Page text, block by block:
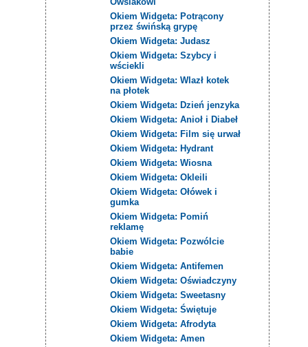
Okiem Widgeta: Potrącony
przez świńską grypę
Okiem Widgeta: Judasz
Okiem Widgeta: Szybcy i
wściekli
Okiem Widgeta: Wlazł kotek
na płotek
Okiem Widgeta: Dzień jenzyka
Okiem Widgeta: Anioł i Diabeł
Okiem Widgeta: Film się urwał
Okiem Widgeta: Hydrant
Okiem Widgeta: Wiosna
Okiem Widgeta: Okleili
Okiem Widgeta: Ołówek i
gumka
Okiem Widgeta: Pomiń
reklamę
Okiem Widgeta: Pozwólcie
babie
Okiem Widgeta: Antifemen
Okiem Widgeta: Oświadczyny
Okiem Widgeta: Sweetasny
Okiem Widgeta: Świętuje
Okiem Widgeta: Afrodyta
Okiem Widgeta: Amen